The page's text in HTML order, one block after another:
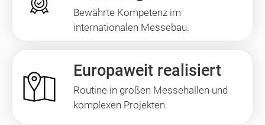
Bewährte Kompetenz im
internationalen Messebau.
Europaweit realisiert
Routine in großen Messehallen und
komplexen Projekten.